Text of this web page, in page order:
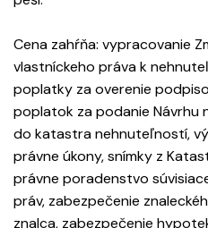
Cena zahŕňa: vypracovanie
vlastníckeho práva k
poplatky za overenie
poplatok za podanie Návrhu
do katastra nehnuteľností,
právne úkony, snímky z
právne poradenstvo
práv, zabezpečenie
znalca, zabezpečenie